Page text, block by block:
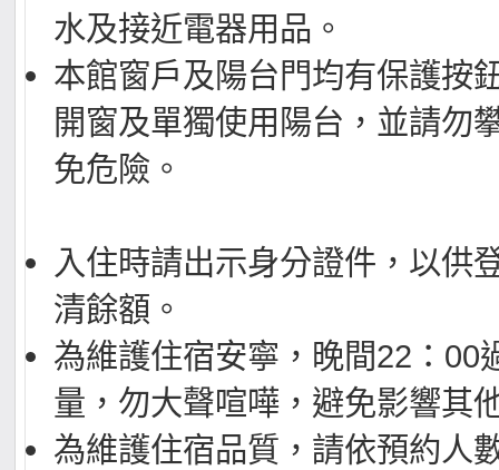
水及接近電器用品。
本館窗戶及陽台門均有保護按
開窗及單獨使用陽台，並請勿
免危險。
入住時請出示身分證件，以供
清餘額。
為維護住宿安寧，晚間22：00
量，勿大聲喧嘩，避免影響其
為維護住宿品質，請依預約人